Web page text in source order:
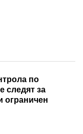
по
следят за
ограничен